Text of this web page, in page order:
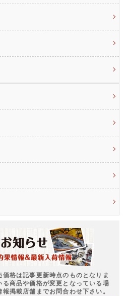
格は記事更新時点のものとなりま
商品や価格が変更となっている場
掲載店舗までお問合わせ下さい。